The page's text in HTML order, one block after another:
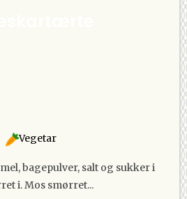
Vegetar
bagepulver, salt og sukker i
i. Mos smørret...